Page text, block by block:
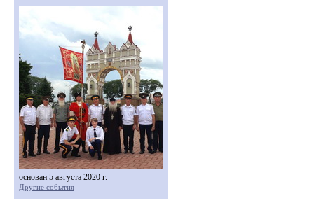
основан 5 августа 2020 г.
Другие события